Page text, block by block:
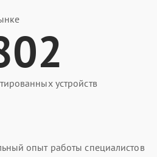
устройств
опыт работы специалистов